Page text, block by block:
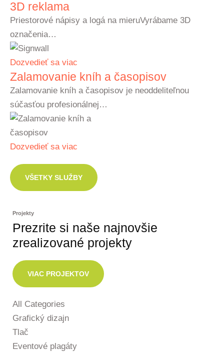
3D reklama
Priestorové nápisy a logá na mieruVyrábame 3D
označenia…
Dozvedieť sa viac
Zalamovanie kníh a časopisov
Zalamovanie kníh a časopisov je neoddeliteľnou
súčasťou profesionálnej…
Dozvedieť sa viac
VŠETKY SLUŽBY
Projekty
Prezrite si naše najnovšie
zrealizované projekty
VIAC PROJEKTOV
All Categories
Grafický dizajn
Tlač
Eventové plagáty